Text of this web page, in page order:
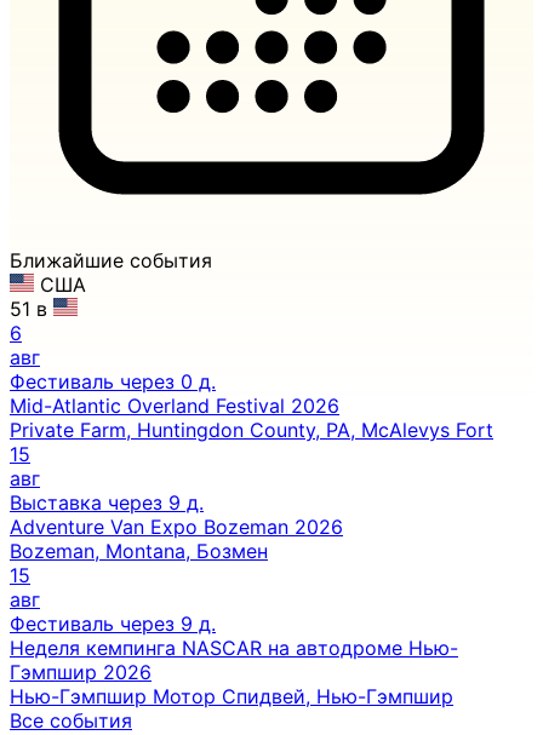
Ближайшие события
США
51 в
6
авг
Фестиваль через 0 д.
Mid-Atlantic Overland Festival 2026
Private Farm, Huntingdon County, PA, McAlevys Fort
15
авг
Выставка через 9 д.
Adventure Van Expo Bozeman 2026
Bozeman, Montana, Бозмен
15
авг
Фестиваль через 9 д.
Неделя кемпинга NASCAR на автодроме Нью-
Гэмпшир 2026
Нью-Гэмпшир Мотор Спидвей, Нью-Гэмпшир
Все события